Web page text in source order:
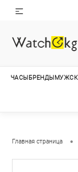
ЧАСЫ БРЕНДЫ
Главная страница •